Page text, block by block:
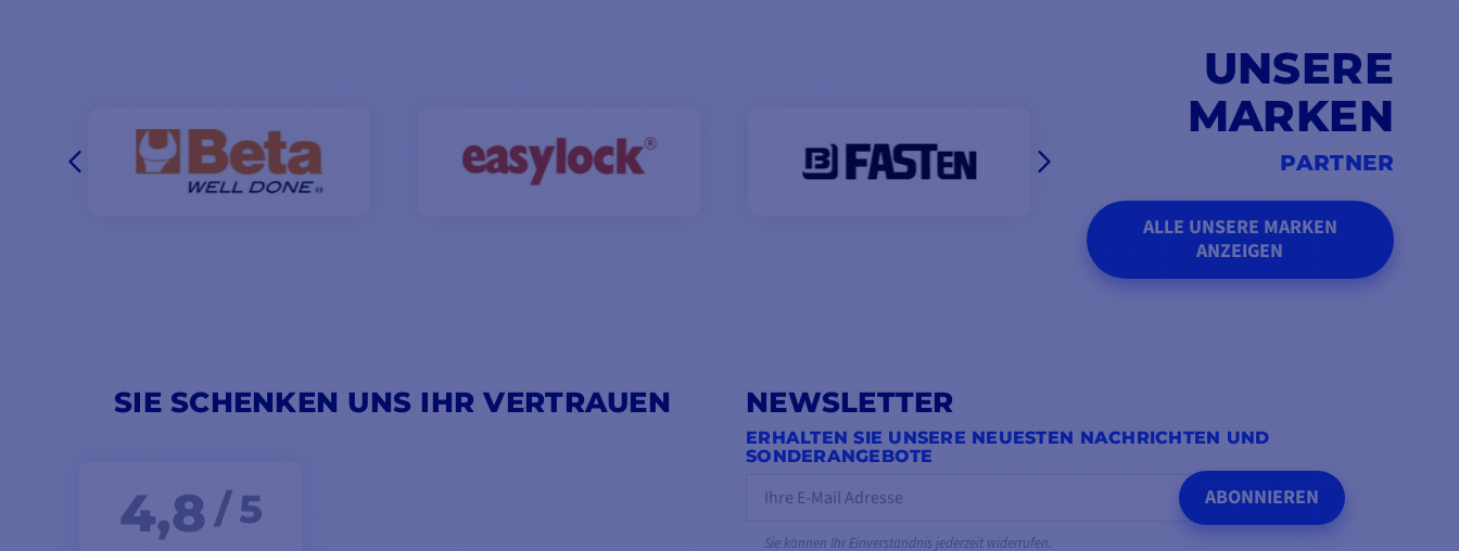
UNSERE
MARKEN
PARTNER
ALLE UNSERE MARKEN
ANZEIGEN
SIE SCHENKEN UNS IHR VERTRAUEN
4,8 / 5
NEWSLETTER
ERHALTEN SIE UNSERE NEUESTEN NACHRICHTEN UND
SONDERANGEBOTE
ABONNIEREN
Sie können Ihr Einverständnis jederzeit widerrufen.